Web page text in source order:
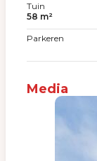
Tuin
58 m²
Parkeren
Media